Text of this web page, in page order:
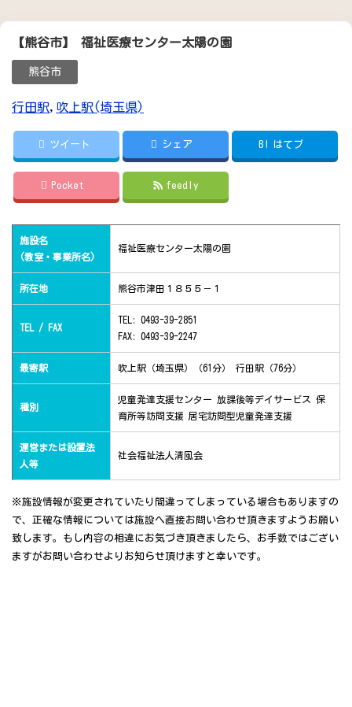
【熊谷市】 福祉医療センター太陽の園
熊谷市
行田駅, 吹上駅(埼玉県)
ツイート シェア B! はてブ
Pocket feedly
施設名
(教室・事業所名)
福祉医療センター太陽の園
所在地 熊谷市津田１８５５－１
TEL / FAX
TEL: 0493-39-2851
FAX: 0493-39-2247
最寄駅 吹上駅（埼玉県）（61分） 行田駅（76分）
種別
児童発達支援センター 放課後等デイサービス 保
育所等訪問支援 居宅訪問型児童発達支援
運営または設置法
人等
社会福祉法人清風会
※施設情報が変更されていたり間違ってしまっている場合もありますの
で、正確な情報については施設へ直接お問い合わせ頂きますようお願い
致します。もし内容の相違にお気づき頂きましたら、お手数ではござい
ますがお問い合わせよりお知らせ頂けますと幸いです。